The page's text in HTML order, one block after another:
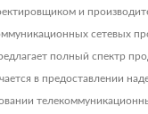
и
сетевых
полный спектр
в предоставлении